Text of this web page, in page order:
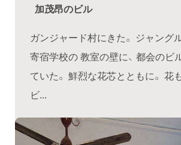
加茂昂のビル
ガンジャード村にきた。 ジャング
寄宿学校の 教室の壁に、 都会のビ
ていた。 鮮烈な花芯とともに。 花
ビ...